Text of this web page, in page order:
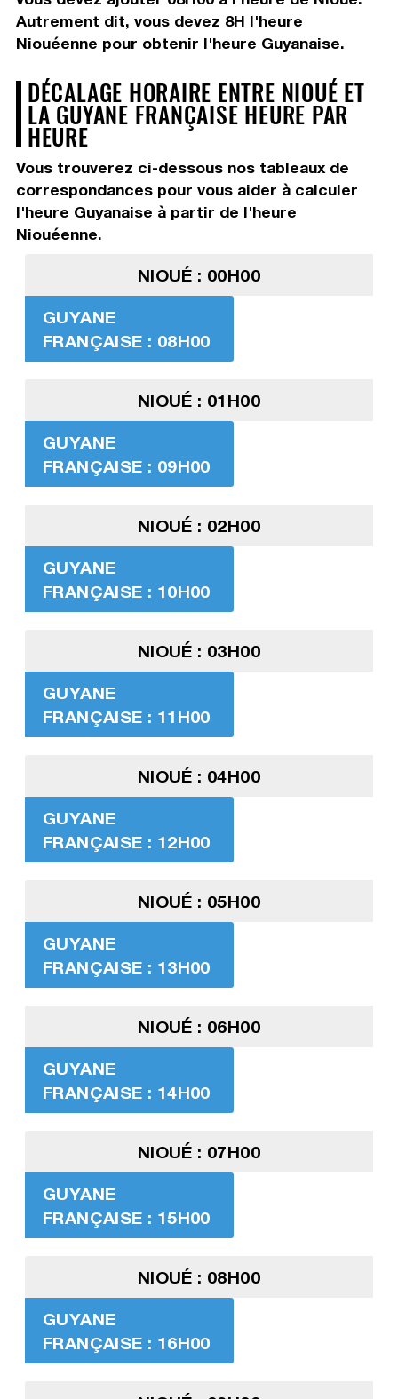
Autrement dit, vous devez 8H l'heure
Niouéenne pour obtenir l'heure Guyanaise.
DÉCALAGE HORAIRE ENTRE NIOUÉ ET
LA GUYANE FRANÇAISE HEURE PAR
HEURE
Vous trouverez ci-dessous nos tableaux de
correspondances pour vous aider à calculer
l'heure Guyanaise à partir de l'heure
Niouéenne.
NIOUÉ : 00H00
GUYANE
FRANÇAISE : 08H00
NIOUÉ : 01H00
GUYANE
FRANÇAISE : 09H00
NIOUÉ : 02H00
GUYANE
FRANÇAISE : 10H00
NIOUÉ : 03H00
GUYANE
FRANÇAISE : 11H00
NIOUÉ : 04H00
GUYANE
FRANÇAISE : 12H00
NIOUÉ : 05H00
GUYANE
FRANÇAISE : 13H00
NIOUÉ : 06H00
GUYANE
FRANÇAISE : 14H00
NIOUÉ : 07H00
GUYANE
FRANÇAISE : 15H00
NIOUÉ : 08H00
GUYANE
FRANÇAISE : 16H00